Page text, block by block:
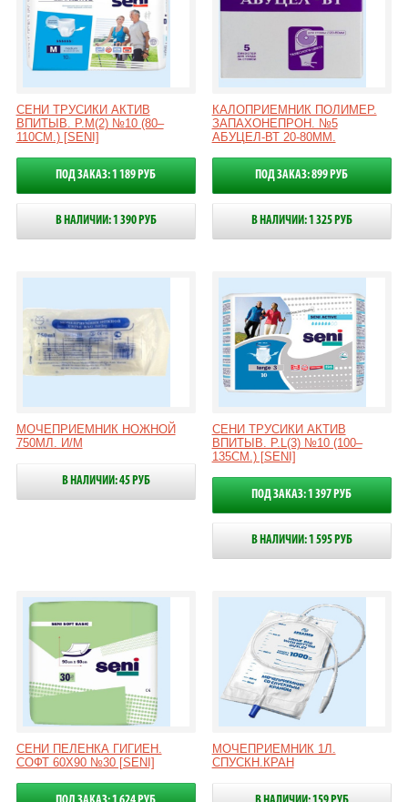
СЕНИ ТРУСИКИ АКТИВ
ВПИТЫВ. Р.M(2) №10 (80–
110СМ.) [SENI]
ПОД ЗАКАЗ: 1 189 РУБ
В НАЛИЧИИ: 1 390 РУБ
КАЛОПРИЕМНИК ПОЛИМЕР.
ЗАПАХОНЕПРОН. №5
АБУЦЕЛ-ВТ 20-80ММ.
ПОД ЗАКАЗ: 899 РУБ
В НАЛИЧИИ: 1 325 РУБ
МОЧЕПРИЕМНИК НОЖНОЙ
750МЛ. И/М
В НАЛИЧИИ: 45 РУБ
СЕНИ ТРУСИКИ АКТИВ
ВПИТЫВ. Р.L(3) №10 (100–
135СМ.) [SENI]
ПОД ЗАКАЗ: 1 397 РУБ
В НАЛИЧИИ: 1 595 РУБ
СЕНИ ПЕЛЕНКА ГИГИЕН.
СОФТ 60Х90 №30 [SENI]
МОЧЕПРИЕМНИК 1Л.
СПУСКН.КРАН